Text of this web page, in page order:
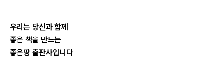
10장 모든 것을 새롭게 : 과거를 묻지 마세요
기도의 대가(大家) : 대가답지 않는 대가 | 아사 왕 (대하
우리는 당신과 함께
좋은 책을 만드는
좋은땅 출판사입니다